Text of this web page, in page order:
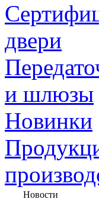
двери
и шлюзы
Новинки
Новости